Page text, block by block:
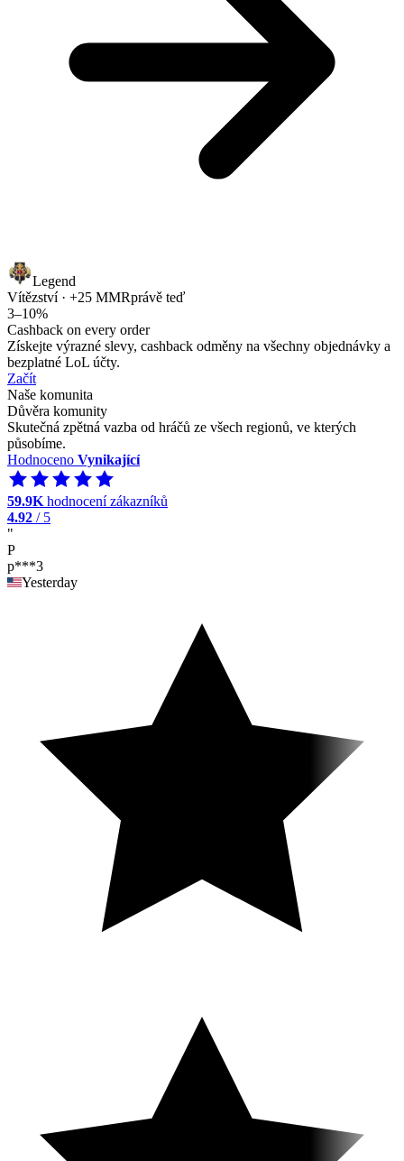
Legend
Vítězství · +25 MMRprávě teď
3–10%
Cashback on every order
Získejte výrazné slevy, cashback odměny na všechny objednávky a
bezplatné LoL účty.
Začít
Naše komunita
Důvěra komunity
Skutečná zpětná vazba od hráčů ze všech regionů, ve kterých
působíme.
Hodnoceno Vynikající
59.9K hodnocení zákazníků
4.92 / 5
"
P
p***3
Yesterday